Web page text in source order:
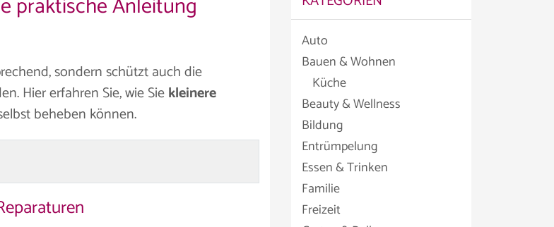
sondern schützt auch die
Hier erfahren Sie, wie Siekleinere
beheben können.
Auto
Bauen & Wohnen
Küche
Beauty & Wellness
Bildung
Entrümpelung
Essen & Trinken
Familie
Freizeit